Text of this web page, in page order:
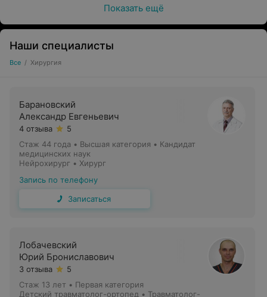
Показать ещё
Наши специалисты
Все / Хирургия
Барановский
Александр Евгеньевич
4 отзыва
5
Стаж 44 года • Высшая категория • Кандидат
медицинских наук
Нейрохирург • Хирург
Запись по телефону
Записаться
Лобачевский
Юрий Брониславович
3 отзыва
5
Стаж 13 лет • Первая категория
Детский травматолог-ортопед • Травматолог-